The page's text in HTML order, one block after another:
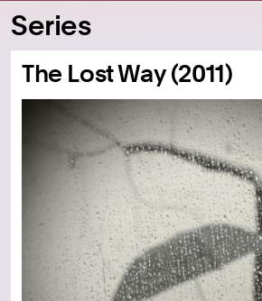
Series
The Lost Way (2011)